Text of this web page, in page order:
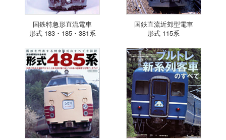
国鉄特急形直流電車
形式 183・185・381系
国鉄直流近郊型電車
形式 115系